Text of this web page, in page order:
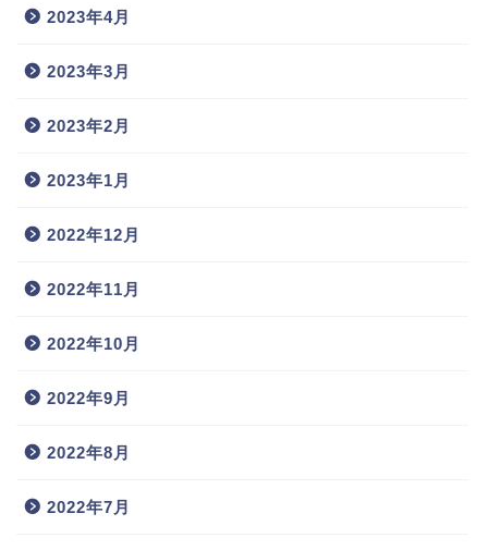
2023年4月
2023年3月
2023年2月
2023年1月
2022年12月
2022年11月
2022年10月
2022年9月
2022年8月
2022年7月